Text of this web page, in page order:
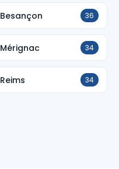
Besançon 36
Mérignac 34
Reims 34